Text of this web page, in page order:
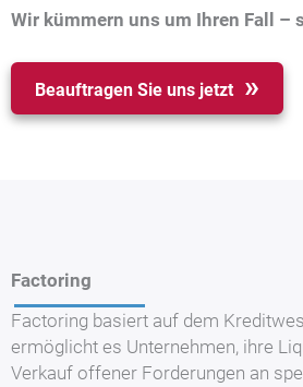
Wir kümmern uns um Ihren Fall –
Beauftragen Sie uns jetzt
Factoring
Factoring basiert auf dem
ermöglicht es Unternehmen, ihre
Verkauf offener Forderungen an